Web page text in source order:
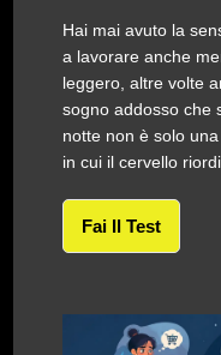
Hai mai avuto la
a lavorare anche
leggero, altre volte
sogno addosso che
notte non è solo
in cui il cervello
Fai Il Test